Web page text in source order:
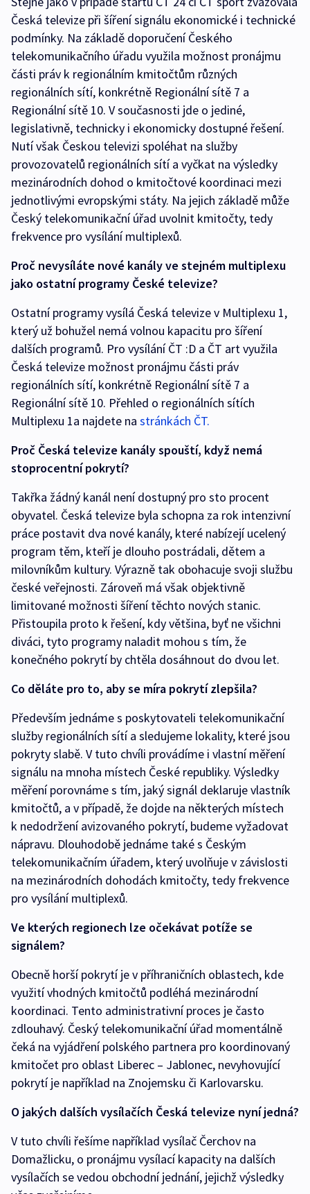
Česká televize při šíření signálu ekonomické i technické
podmínky. Na základě doporučení Českého
telekomunikačního úřadu využila možnost pronájmu
části práv k regionálním kmitočtům různých
regionálních sítí, konkrétně Regionální sítě 7 a
Regionální sítě 10. V současnosti jde o jediné,
legislativně, technicky i ekonomicky dostupné řešení.
Nutí však Českou televizi spoléhat na služby
provozovatelů regionálních sítí a vyčkat na výsledky
mezinárodních dohod o kmitočtové koordinaci mezi
jednotlivými evropskými státy. Na jejich základě může
Český telekomunikační úřad uvolnit kmitočty, tedy
frekvence pro vysílání multiplexů.
Proč nevysíláte nové kanály ve stejném multiplexu
jako ostatní programy České televize?
Ostatní programy vysílá Česká televize v Multiplexu 1,
který už bohužel nemá volnou kapacitu pro šíření
dalších programů. Pro vysílání ČT :D a ČT art využila
Česká televize možnost pronájmu části práv
regionálních sítí, konkrétně Regionální sítě 7 a
Regionální sítě 10. Přehled o regionálních sítích
Multiplexu 1a najdete na stránkách ČT.
Proč Česká televize kanály spouští, když nemá
stoprocentní pokrytí?
Takřka žádný kanál není dostupný pro sto procent
obyvatel. Česká televize byla schopna za rok intenzivní
práce postavit dva nové kanály, které nabízejí ucelený
program těm, kteří je dlouho postrádali, dětem a
milovníkům kultury. Výrazně tak obohacuje svoji službu
české veřejnosti. Zároveň má však objektivně
limitované možnosti šíření těchto nových stanic.
Přistoupila proto k řešení, kdy většina, byť ne všichni
diváci, tyto programy naladit mohou s tím, že
konečného pokrytí by chtěla dosáhnout do dvou let.
Co děláte pro to, aby se míra pokrytí zlepšila?
Především jednáme s poskytovateli telekomunikační
služby regionálních sítí a sledujeme lokality, které jsou
pokryty slabě. V tuto chvíli provádíme i vlastní měření
signálu na mnoha místech České republiky. Výsledky
měření porovnáme s tím, jaký signál deklaruje vlastník
kmitočtů, a v případě, že dojde na některých místech
k nedodržení avizovaného pokrytí, budeme vyžadovat
nápravu. Dlouhodobě jednáme také s Českým
telekomunikačním úřadem, který uvolňuje v závislosti
na mezinárodních dohodách kmitočty, tedy frekvence
pro vysílání multiplexů.
Ve kterých regionech lze očekávat potíže se
signálem?
Obecně horší pokrytí je v příhraničních oblastech, kde
využití vhodných kmitočtů podléhá mezinárodní
koordinaci. Tento administrativní proces je často
zdlouhavý. Český telekomunikační úřad momentálně
čeká na vyjádření polského partnera pro koordinovaný
kmitočet pro oblast Liberec – Jablonec, nevyhovující
pokrytí je například na Znojemsku či Karlovarsku.
O jakých dalších vysílačích Česká televize nyní jedná?
V tuto chvíli řešíme například vysílač Čerchov na
Domažlicku, o pronájmu vysílací kapacity na dalších
vysílačích se vedou obchodní jednání, jejichž výsledky